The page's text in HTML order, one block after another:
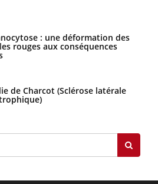
: une déformation des
rouges aux conséquences
de Charcot (Sclérose latérale